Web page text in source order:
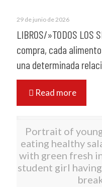
29 de junio de 2026
LIBROS/»TODOS LOS
compra, cada
una determinada
Read more
Portrait of
eating healthy
with green fresh
student girl